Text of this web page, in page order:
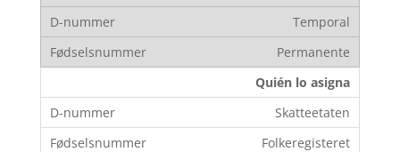
Temporal
Permanente
Quién lo asigna
Skatteetaten
Folkeregisteret